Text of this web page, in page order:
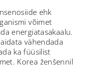
ehk
võimet
energiatasakaalu.
vähendada
ka füüsilist
Korea ženšennil